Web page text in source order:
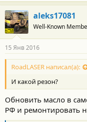
aleks17081
Well-Known
15 Янв 2016
RoadLASER написал(а):
И какой резон?
Обновить масло в
РФ и ремонтировать